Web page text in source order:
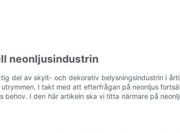
neonljusindustrin
del av skylt- och dekorativ belysningsindustrin i
I takt med att efterfrågan på neonljus
behov. I den här artikeln ska vi titta närmare på